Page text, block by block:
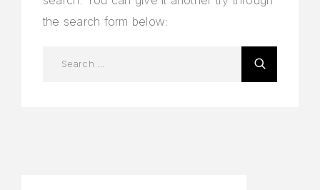
the search form below: